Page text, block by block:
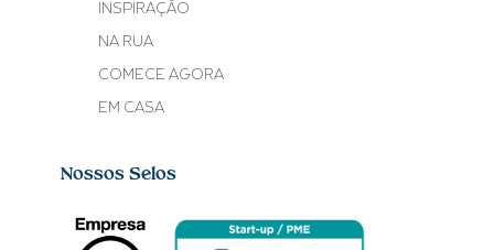
INSPIRAÇÃO
NA RUA
COMECE AGORA
EM CASA
Nossos Selos